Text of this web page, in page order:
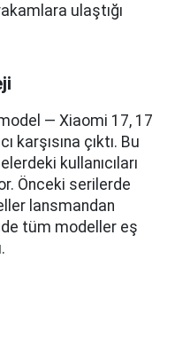
ulaştığı
— Xiaomi 17, 17
karşısına çıktı. Bu
kullanıcıları
Önceki serilerde
lansmandan
tüm modeller eş